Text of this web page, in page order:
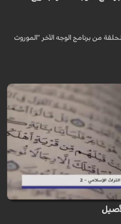
من برنامج الوجه الآخر "الموروث